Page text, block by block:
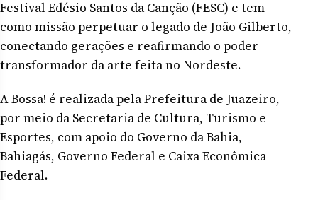
Festival Edésio Santos da Canção (FESC) e tem
como missão perpetuar o legado de João Gilberto,
conectando gerações e reafirmando o poder
transformador da arte feita no Nordeste.
A Bossa! é realizada pela Prefeitura de Juazeiro,
por meio da Secretaria de Cultura, Turismo e
Esportes, com apoio do Governo da Bahia,
Bahiagás, Governo Federal e Caixa Econômica
Federal.